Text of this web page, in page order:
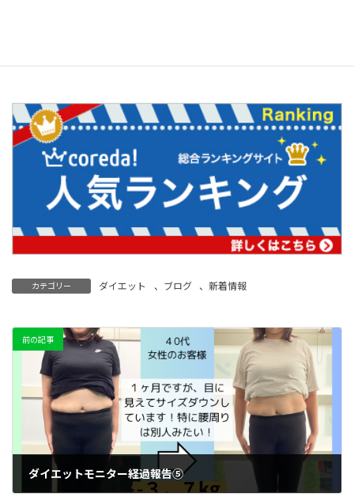
カテゴリー ダイエット 、 ブログ 、新着情報
前の記事
ダイエットモニター経過報告⑤